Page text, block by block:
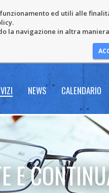
ed utili alle
la navigazione in altra
NEWS CALENDARIO
E